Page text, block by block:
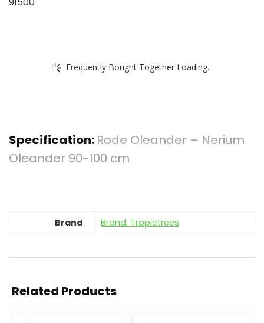
Frequently Bought Together Loading...
Specification: Rode Oleander – Nerium
Oleander 90-100 cm
Brand Brand: Tropictrees
Related Products